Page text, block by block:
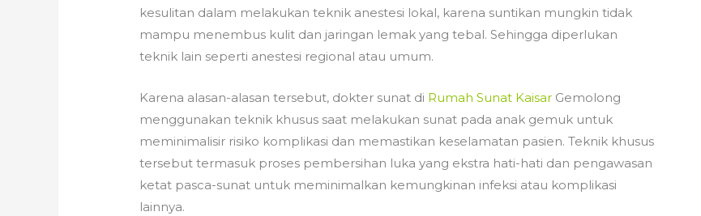
kesulitan dalam melakukan teknik anestesi lokal, karena suntikan mungkin tidak
mampu menembus kulit dan jaringan lemak yang tebal. Sehingga diperlukan
teknik lain seperti anestesi regional atau umum.
Karena alasan-alasan tersebut, dokter sunat di Rumah Sunat Kaisar Gemolong
menggunakan teknik khusus saat melakukan sunat pada anak gemuk untuk
meminimalisir risiko komplikasi dan memastikan keselamatan pasien. Teknik khusus
tersebut termasuk proses pembersihan luka yang ekstra hati-hati dan pengawasan
ketat pasca-sunat untuk meminimalkan kemungkinan infeksi atau komplikasi
lainnya.